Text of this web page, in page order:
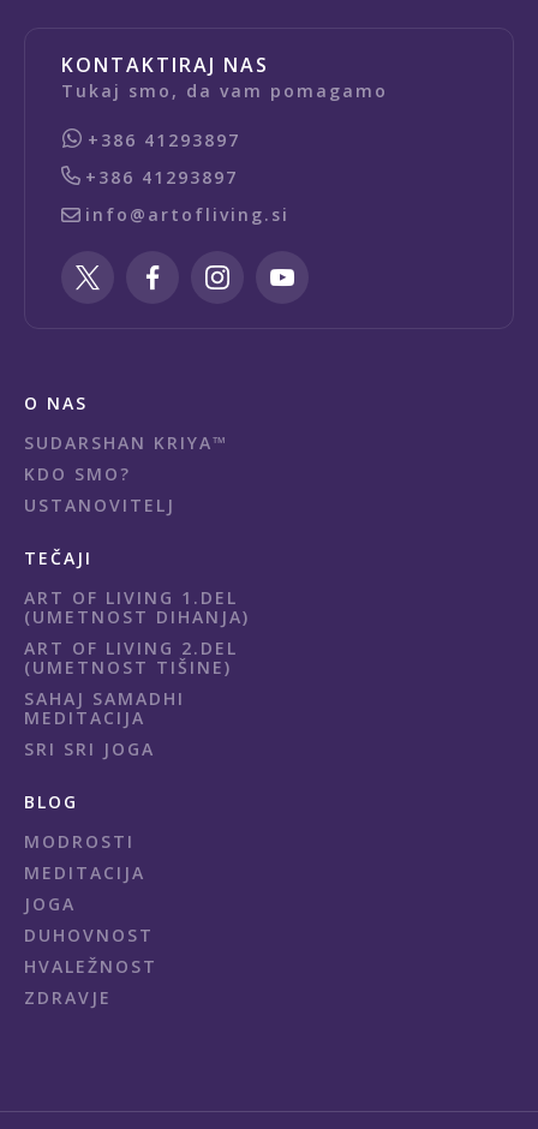
KONTAKTIRAJ NAS
Tukaj smo, da vam pomagamo
+386 41293897
+386 41293897
info@artofliving.si
O NAS
SUDARSHAN KRIYA™
KDO SMO?
USTANOVITELJ
TEČAJI
ART OF LIVING 1.DEL
(UMETNOST DIHANJA)
ART OF LIVING 2.DEL
(UMETNOST TIŠINE)
SAHAJ SAMADHI
MEDITACIJA
SRI SRI JOGA
BLOG
MODROSTI
MEDITACIJA
JOGA
DUHOVNOST
HVALEŽNOST
ZDRAVJE